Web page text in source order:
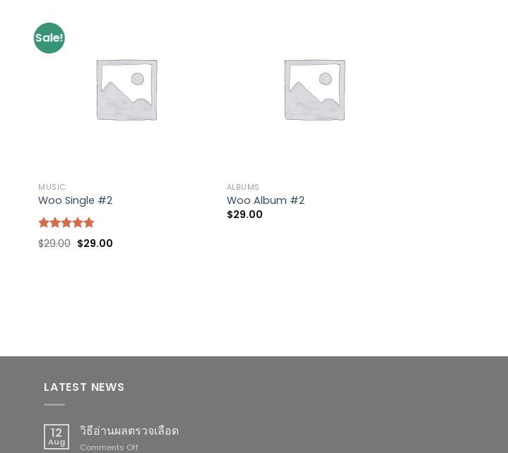
Sale!
MUSIC
Woo Single #2
Rated 4.75
out of 5
$29.00 Original
price
$29.00Current
ALBUMS
Woo Album #2
$29.00
LATEST NEWS
12
Aug
วิธีอ่านผลตรวจเลือด
Comments Off